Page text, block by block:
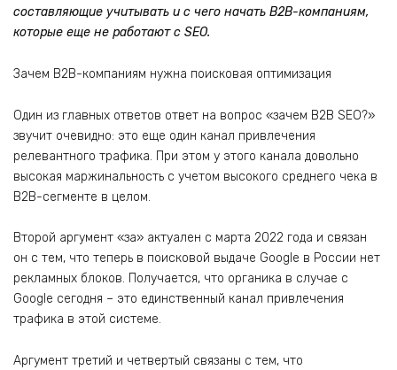
составляющие учитывать и с чего начать B2B-компаниям,
которые еще не работают с SEO.
Зачем B2B-компаниям нужна поисковая оптимизация
Один из главных ответов ответ на вопрос «зачем B2B SEO?»
звучит очевидно: это еще один канал привлечения
релевантного трафика. При этом у этого канала довольно
высокая маржинальность с учетом высокого среднего чека в
B2B-сегменте в целом.
Второй аргумент «за» актуален с марта 2022 года и связан
он с тем, что теперь в поисковой выдаче Google в России нет
рекламных блоков. Получается, что органика в случае с
Google сегодня – это единственный канал привлечения
трафика в этой системе.
Аргумент третий и четвертый связаны с тем, что